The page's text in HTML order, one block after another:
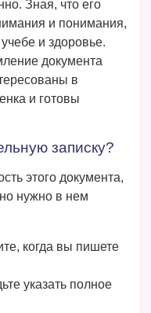
Зная, что его
и понимания,
и здоровье.
документа
в
и готовы
записку?
этого документа,
нужно в нем
когда вы пишете
указать полное